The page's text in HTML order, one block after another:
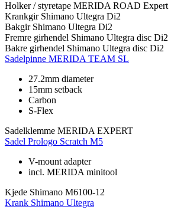
Holker / styretape MERIDA ROAD Expert
Krankgir Shimano Ultegra Di2
Bakgir Shimano Ultegra Di2
Fremre girhendel Shimano Ultegra disc Di2
Bakre girhendel Shimano Ultegra disc Di2
Sadelpinne MERIDA TEAM SL
27.2mm diameter
15mm setback
Carbon
S-Flex
Sadelklemme MERIDA EXPERT
Sadel Prologo Scratch M5
V-mount adapter
incl. MERIDA minitool
Kjede Shimano M6100-12
Krank Shimano Ultegra